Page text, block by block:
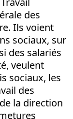
des
Ils voient
sociaux, sur
des salariés
veulent
sociaux, les
des
la direction